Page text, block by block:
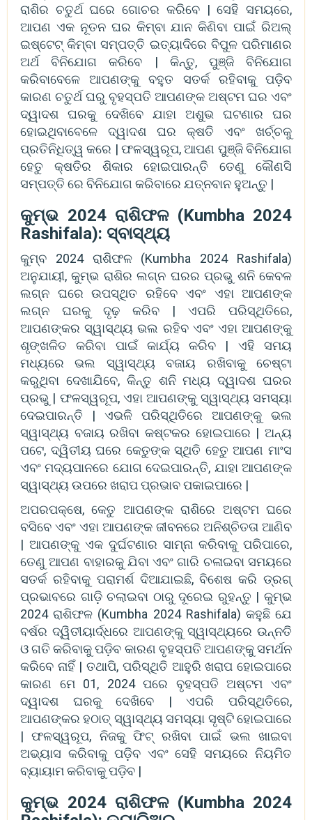
ରାଶିର ଚତୁର୍ଥ ଘରେ ଗୋଚର କରିବେ | ସେହି ସମୟରେ,
ଆପଣ ଏକ ନୂତନ ଘର କିମ୍ବା ଯାନ କିଣିବା ପାଇଁ ରିଅଲ୍
ଇଷ୍ଟେଟ୍ କିମ୍ବା ସମ୍ପତ୍ତି ଇତ୍ୟାଦିରେ ବିପୁଳ ପରିମାଣର
ଅର୍ଥ ବିନିଯୋଗ କରିବେ | କିନ୍ତୁ, ପୁଞ୍ଜି ବିନିଯୋଗ
କରିବାବେଳେ ଆପଣଙ୍କୁ ବହୁତ ସତର୍କ ରହିବାକୁ ପଡ଼ିବ
କାରଣ ଚତୁର୍ଥ ଘରୁ ବୃହସ୍ପତି ଆପଣଙ୍କ ଅଷ୍ଟମ ଘର ଏବଂ
ଦ୍ୱାଦଶ ଘରକୁ ଦେଖିବେ ଯାହା ଅଶୁଭ ଘଟଣାର ଘର
ହୋଇଥିବାବେଳେ ଦ୍ୱାଦଶ ଘର କ୍ଷତି ଏବଂ ଖର୍ଚ୍ଚକୁ
ପ୍ରତିନିଧିତ୍ୱ କରେ | ଫଳସ୍ୱରୂପ, ଆପଣ ପୁଞ୍ଜି ବିନିଯୋଗ
ହେତୁ କ୍ଷତିର ଶିକାର ହୋଇପାରନ୍ତି ତେଣୁ କୌଣସି
ସମ୍ପତ୍ତି ରେ ବିନିଯୋଗ କରିବାରେ ଯତ୍ନବାନ ହୁଅନ୍ତୁ |
କୁମ୍ଭ 2024 ରାଶିଫଳ (Kumbha 2024
Rashifala): ସ୍ବାସ୍ଥ୍ୟ
କୁମ୍ବ 2024 ରାଶିଫଳ (Kumbha 2024 Rashifala)
ଅନୁଯାୟୀ, କୁମ୍ଭ ରାଶିର ଲଗ୍ନ ଘରର ପ୍ରଭୁ ଶନି କେବଳ
ଲଗ୍ନ ଘରେ ଉପସ୍ଥିତ ରହିବେ ଏବଂ ଏହା ଆପଣଙ୍କ
ଲଗ୍ନ ଘରକୁ ଦୃଢ଼ କରିବ | ଏପରି ପରିସ୍ଥିତିରେ,
ଆପଣଙ୍କର ସ୍ୱାସ୍ଥ୍ୟ ଭଲ ରହିବ ଏବଂ ଏହା ଆପଣଙ୍କୁ
ଶୃଙ୍ଖଳିତ କରିବା ପାଇଁ କାର୍ଯ୍ୟ କରିବ | ଏହି ସମୟ
ମଧ୍ୟରେ ଭଲ ସ୍ୱାସ୍ଥ୍ୟ ବଜାୟ ରଖିବାକୁ ଚେଷ୍ଟା
କରୁଥିବା ଦେଖାଯିବେ, କିନ୍ତୁ ଶନି ମଧ୍ୟ ଦ୍ୱାଦଶ ଘରର
ପ୍ରଭୁ | ଫଳସ୍ୱରୂପ, ଏହା ଆପଣଙ୍କୁ ସ୍ୱାସ୍ଥ୍ୟ ସମସ୍ୟା
ଦେଇପାରନ୍ତି | ଏଭଳି ପରିସ୍ଥିତିରେ ଆପଣଙ୍କୁ ଭଲ
ସ୍ୱାସ୍ଥ୍ୟ ବଜାୟ ରଖିବା କଷ୍ଟକର ହୋଇପାରେ | ଅନ୍ୟ
ପଟେ, ଦ୍ୱିତୀୟ ଘରେ କେତୁଙ୍କ ସ୍ଥିତି ହେତୁ ଆପଣ ମାଂସ
ଏବଂ ମଦ୍ୟପାନରେ ଯୋଗ ଦେଇପାରନ୍ତି, ଯାହା ଆପଣଙ୍କ
ସ୍ୱାସ୍ଥ୍ୟ ଉପରେ ଖରାପ ପ୍ରଭାବ ପକାଇପାରେ |
ଅପରପକ୍ଷେ, କେତୁ ଆପଣଙ୍କ ରାଶିରେ ଅଷ୍ଟମ ଘରେ
ବସିବେ ଏବଂ ଏହା ଆପଣଙ୍କ ଜୀବନରେ ଅନିଶ୍ଚିତତା ଆଣିବ
| ଆପଣଙ୍କୁ ଏକ ଦୁର୍ଘଟଣାର ସାମ୍ନା କରିବାକୁ ପରିପାରେ,
ତେଣୁ ଆପଣ ବାହାରକୁ ଯିବା ଏବଂ ଗାରି ଚଳାଇବା ସମୟରେ
ସତର୍କ ରହିବାକୁ ପରାମର୍ଶ ଦିଆଯାଇଛି, ବିଶେଷ କରି ଡ୍ରଗ୍
ପ୍ରଭାବରେ ଗାଡ଼ି ଚଲାଇବା ଠାରୁ ଦୂରେଇ ରୁହନ୍ତୁ | କୁମ୍ଭ
2024 ରାଶିଫଳ (Kumbha 2024 Rashifala) କହୁଛି ଯେ
ବର୍ଷର ଦ୍ୱିତୀୟାର୍ଦ୍ଧରେ ଆପଣଙ୍କୁ ସ୍ୱାସ୍ଥ୍ୟରେ ଉନ୍ନତି
ଓ ଗତି କରିବାକୁ ପଡ଼ିବ କାରଣ ବୃହସ୍ପତି ଆପଣଙ୍କୁ ସମର୍ଥନ
କରିବେ ନାହିଁ | ତଥାପି, ପରିସ୍ଥିତି ଆହୁରି ଖରାପ ହୋଇପାରେ
କାରଣ ମେ 01, 2024 ପରେ ବୃହସ୍ପତି ଅଷ୍ଟମ ଏବଂ
ଦ୍ୱାଦଶ ଘରକୁ ଦେଖିବେ | ଏପରି ପରିସ୍ଥିତିରେ,
ଆପଣଙ୍କର ହଠାତ୍ ସ୍ୱାସ୍ଥ୍ୟ ସମସ୍ୟା ସୃଷ୍ଟି ହୋଇପାରେ
| ଫଳସ୍ୱରୂପ, ନିଜକୁ ଫିଟ୍ ରଖିବା ପାଇଁ ଭଲ ଖାଇବା
ଅଭ୍ୟାସ କରିବାକୁ ପଡ଼ିବ ଏବଂ ସେହି ସମୟରେ ନିୟମିତ
ବ୍ୟାୟାମ କରିବାକୁ ପଡ଼ିବ |
କୁମ୍ଭ 2024 ରାଶିଫଳ (Kumbha 2024